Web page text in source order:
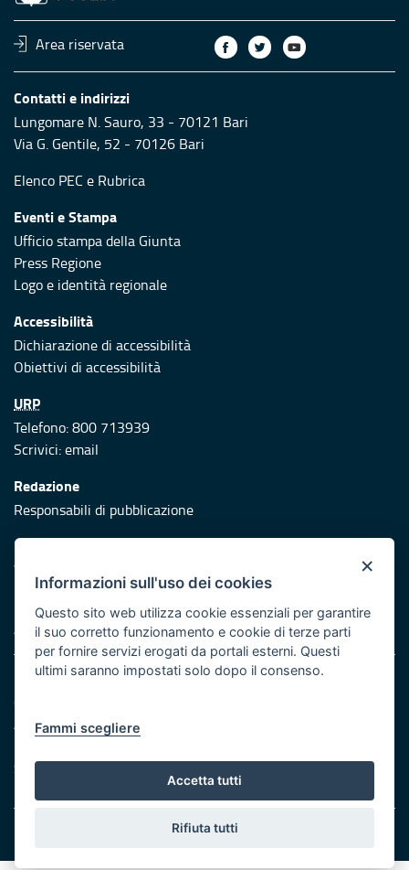
Area riservata
Contatti e indirizzi
Lungomare N. Sauro, 33 - 70121 Bari
Via G. Gentile, 52 - 70126 Bari
Elenco PEC e Rubrica
Eventi e Stampa
Ufficio stampa della Giunta
Press Regione
Logo e identità regionale
Accessibilità
Dichiarazione di accessibilità
Obiettivi di accessibilità
URP
Telefono: 800 713939
Scrivici:email
Redazione
Responsabili di pubblicazione
Protezione civile
Vai al sito di Protezione Civile Puglia
Iniziativa finanziata con risorse del POR Puglia 2014/2020 -
Asse XI
Note legali
Cookie e privacy
Atti di notifica
Servizi Intranet
© Regione Puglia
×
Informazioni sull'uso dei cookies
Questo sito web utilizza cookie essenziali per garantire
il suo corretto funzionamento e cookie di terze parti
per fornire servizi erogati da portali esterni. Questi
ultimi saranno impostati solo dopo il consenso.
Fammi scegliere
Accetta tutti
Rifiuta tutti